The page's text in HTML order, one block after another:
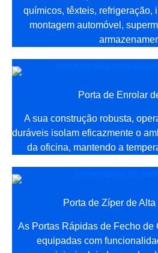
químicos, têxteis, refrigeração,
montagem automóvel,
Porta de Enrolar
A sua construção robusta,
duráveis isolam eficazmente o
da oficina, mantendo a
Porta de Zíper de
As Portas Rápidas de Fecho de
equipadas com